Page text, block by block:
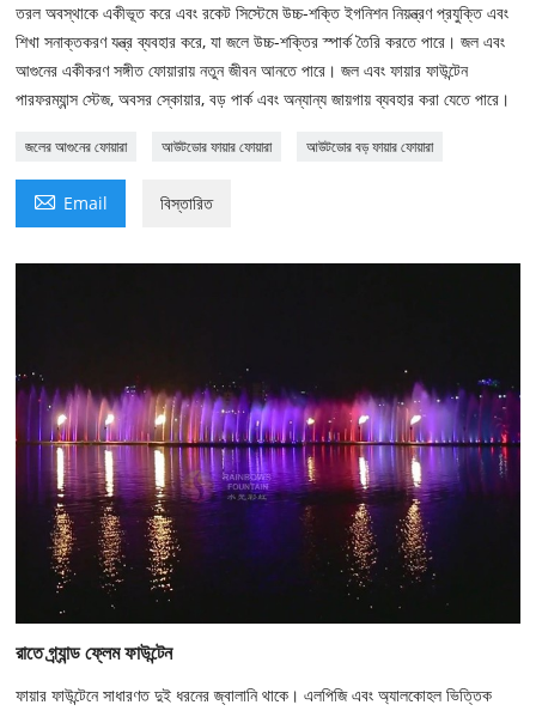
তরল অবস্থাকে একীভূত করে এবং রকেট সিস্টেমে উচ্চ-শক্তি ইগনিশন নিয়ন্ত্রণ প্রযুক্তি এবং
শিখা সনাক্তকরণ যন্ত্র ব্যবহার করে, যা জলে উচ্চ-শক্তির স্পার্ক তৈরি করতে পারে। জল এবং
আগুনের একীকরণ সঙ্গীত ফোয়ারায় নতুন জীবন আনতে পারে। জল এবং ফায়ার ফাউন্টেন
পারফরম্যান্স স্টেজ, অবসর স্কোয়ার, বড় পার্ক এবং অন্যান্য জায়গায় ব্যবহার করা যেতে পারে।
জলের আগুনের ফোয়ারা আউটডোর ফায়ার ফোয়ারা আউটডোর বড় ফায়ার ফোয়ারা
 Email বিস্তারিত
রাতে গ্র্যান্ড ফ্লেম ফাউন্টেন
ফায়ার ফাউন্টেনে সাধারণত দুই ধরনের জ্বালানি থাকে। এলপিজি এবং অ্যালকোহল ভিত্তিক